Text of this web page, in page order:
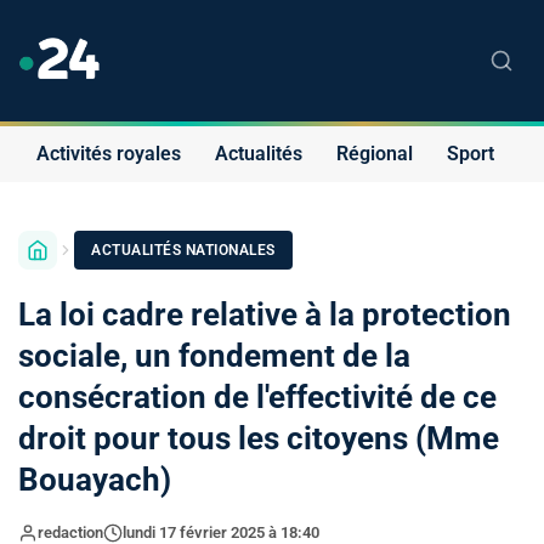
Activités royales Actualités Régional Sport
ACTUALITÉS NATIONALES
La loi cadre relative à la protection
sociale, un fondement de la
consécration de l'effectivité de ce
droit pour tous les citoyens (Mme
Bouayach)
redaction lundi 17 février 2025 à 18:40